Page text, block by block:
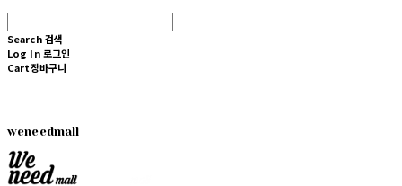
Search 검색
Log In 로그인
Cart장바구니
weneedmall